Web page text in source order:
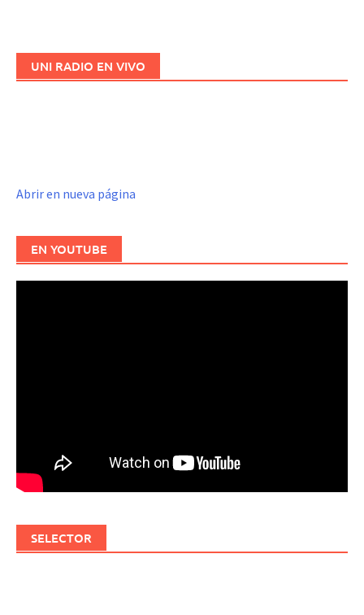
UNI RADIO EN VIVO
Abrir en nueva página
EN YOUTUBE
SELECTOR